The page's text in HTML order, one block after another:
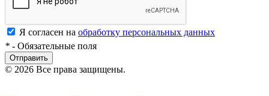
Я согласен на обработку персональных данных
* - Обязательные поля
Отправить
© 2026 Все права защищены.